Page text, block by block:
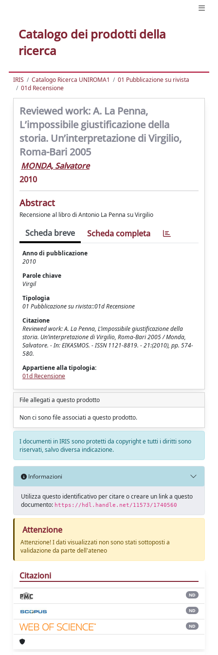
Catalogo dei prodotti della
ricerca
IRIS Catalogo Ricerca UNIROMA1
01 Pubblicazione su rivista
01d Recensione
Reviewed work: A. La Penna,
L’impossibile giustificazione della
storia. Un’interpretazione di Virgilio,
Roma-Bari 2005
MONDA, Salvatore
2010
Abstract
Recensione al libro di Antonio La Penna su Virgilio
Scheda breve Scheda completa
Anno di pubblicazione
2010
Parole chiave
Virgil
Tipologia
01 Pubblicazione su rivista::01d Recensione
Citazione
Reviewed work: A. La Penna, L’impossibile giustificazione della
storia. Un’interpretazione di Virgilio, Roma-Bari 2005 / Monda,
Salvatore. - In: EIKASMOS. - ISSN 1121-8819. - 21:(2010), pp. 574-
580.
Appartiene alla tipologia:
01d Recensione
File allegati a questo prodotto
Non ci sono file associati a questo prodotto.
I documenti in IRIS sono protetti da copyright e tutti i diritti sono
riservati, salvo diversa indicazione.
Informazioni
Utilizza questo identificativo per citare o creare un link a questo
documento: https://hdl.handle.net/11573/1740560
Attenzione
Attenzione! I dati visualizzati non sono stati sottoposti a
validazione da parte dell'ateneo
Citazioni
ND
ND
ND